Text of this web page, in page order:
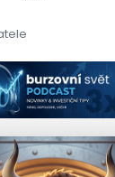
řetězce ve